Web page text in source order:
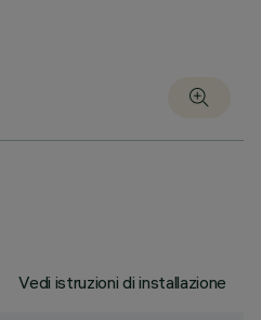
Vedi istruzioni di installazione